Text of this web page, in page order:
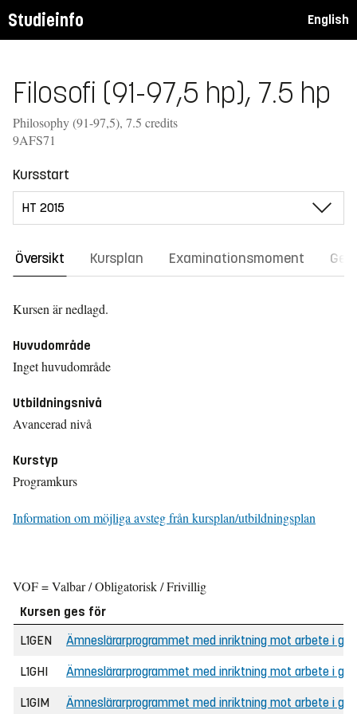
Studieinfo English
Filosofi (91-97,5 hp), 7.5 hp
Philosophy (91-97,5), 7.5 credits
9AFS71
Kursstart
Översikt Kursplan Examinationsmoment
Kursen är nedlagd.
Huvudområde
Inget huvudområde
Utbildningsnivå
Avancerad nivå
Kurstyp
Programkurs
Information om möjliga avsteg från kursplan/utbildningsplan
VOF = Valbar / Obligatorisk / Frivillig
Kursen ges för
L1GEN
Ämneslärarprogrammet med inriktning mot arbete i
L1GHI Ämneslärarprogrammet med inriktning mot arbete i
L1GIM Ämneslärarprogrammet med inriktning mot arbete i